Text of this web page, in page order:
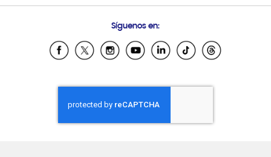
Samsung Ecuador
Samsung El Salvador
Samsung Honduras
Samsung Nicaragua
Samsung Panamá
Síguenos en: